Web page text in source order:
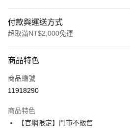
付款與運送方式
超取滿NT$2,000免運
信用卡一次付款
超商取貨付款
Apple Pay
商品特色
商品編號
11918290
商品特色
【官網限定】門市不販售